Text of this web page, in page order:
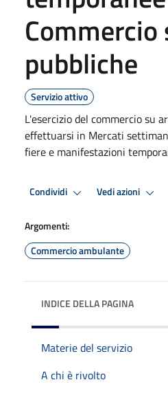
Commercio
pubbliche
Servizio attivo
L'esercizio del commercio su
effettuarsi in Mercati
fiere e manifestazioni
Condividi Vedi azioni
Argomenti:
Commercio ambulante
INDICE DELLA PAGINA
Materie del servizio
A chi è rivolto